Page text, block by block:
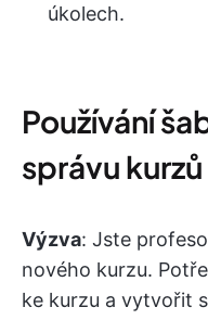
úkolech.
Používání
správu kurzů
Výzva: Jste
nového kurzu.
ke kurzu a vytvořit